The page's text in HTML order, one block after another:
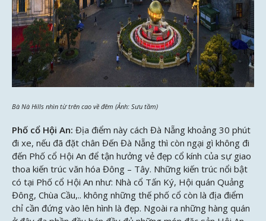
Bà Nà Hills nhìn từ trên cao về đêm (Ảnh: Sưu tầm)
Phố cổ Hội An: Địa điểm này cách Đà Nẵng khoảng 30 phút
đi xe, nếu đã đặt chân Đến Đà Nẵng thì còn ngại gì không đi
đến Phố cổ Hội An để tận hưởng vẻ đẹp cổ kính của sự giao
thoa kiến trúc văn hóa Đông – Tây. Những kiến trúc nổi bật
có tại Phố cổ Hội An như: Nhà cổ Tấn Ký, Hội quán Quảng
Đông, Chùa Cầu,.. không những thế phố cổ còn là địa điểm
chỉ cần đứng vào lên hình là đẹp. Ngoài ra những hàng quán